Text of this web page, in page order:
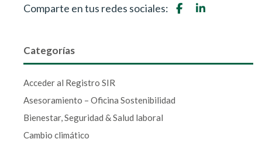
Comparte en tus redes sociales:
Categorías
Acceder al Registro SIR
Asesoramiento – Oficina Sostenibilidad
Bienestar, Seguridad & Salud laboral
Cambio climático